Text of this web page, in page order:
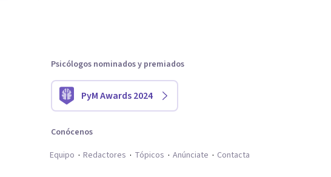
Psicólogos nominados y premiados
PyM Awards 2024
Conócenos
Equipo
Redactores Tópicos Anúnciate Contacta